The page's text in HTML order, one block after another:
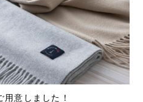
意しました！